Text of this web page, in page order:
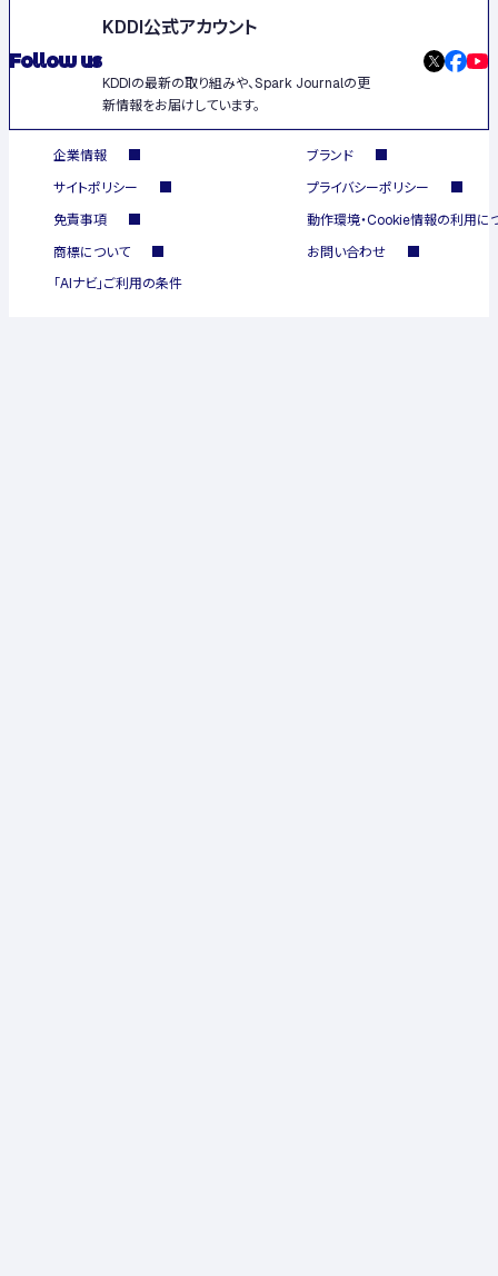
Follow us
KDDI公式アカウント
KDDIの最新の取り組みや、Spark Journalの更
新情報をお届けしています。
企業情報
ブランド
サイトポリシー
プライバシーポリシー
免責事項
動作環境・Cookie情報の利用に
商標について
お問い合わせ
「AIナビ」ご利用の条件